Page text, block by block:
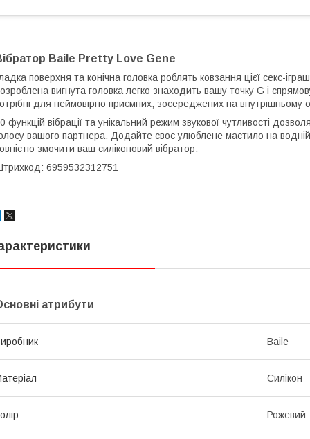
Baile Pretty Love Gene
поверхня та конічна головка роблять ковзання цієї секс-
вигнута головка легко знаходить вашу точку G і
для неймовірно приємних, зосереджених на внутрішньому
функцій вібрації та унікальний режим звукової чутливості
вашого партнера. Додайте своє улюблене мастило на
змочити ваш силіконовий вібратор.
6959532312751
атрибути
Baile
Силікон
Рожевий